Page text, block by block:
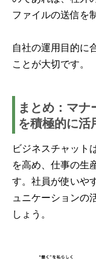
ファイルの送信を
自社の運用目的に
ことが大切です。
まとめ：マナ
を積極的に活
ビジネスチャット
を高め、仕事の生
す。社員が使いや
ュニケーションの
しょう。